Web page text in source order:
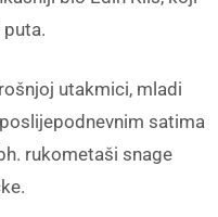
utakmici, mladi
satima
rukometaši snage